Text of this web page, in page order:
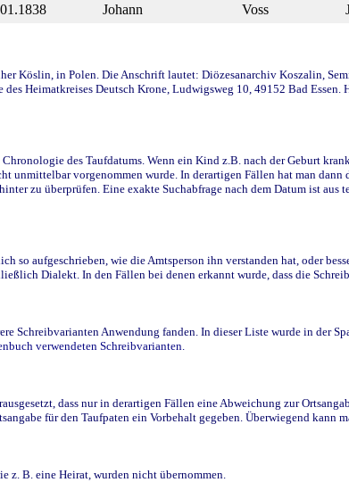
Johann Voss
Köslin, in Polen. Die Anschrift lautet: Diözesanarchiv Koszalin,
Heimatkreises Deutsch Krone, Ludwigsweg 10, 49152 Bad
des Taufdatums. Wenn ein Kind z.B. nach der Geburt
unmittelbar vorgenommen wurde. In derartigen Fällen hat man
zu überprüfen. Eine exakte Suchabfrage nach dem Datum ist
aufgeschrieben, wie die Amtsperson ihn verstanden hat, oder
Dialekt. In den Fällen bei denen erkannt wurde, dass die
Schreibvarianten Anwendung fanden. In dieser Liste wurde in der
verwendeten Schreibvarianten.
dass nur in derartigen Fällen eine Abweichung zur
für den Taufpaten ein Vorbehalt gegeben. Überwiegend kann
z. B. eine Heirat, wurden nicht übernommen.